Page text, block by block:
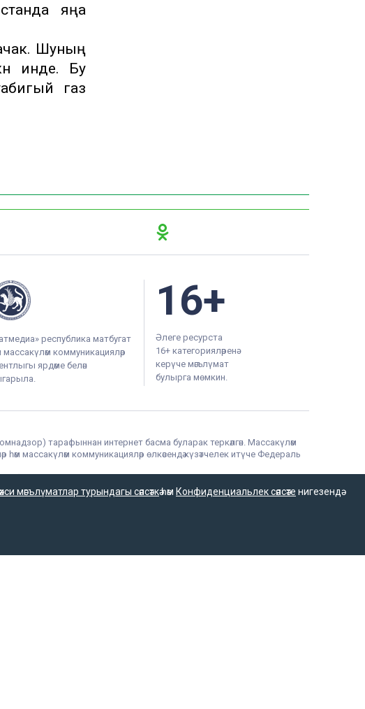
яңа
Шуның
инде. Бу
газ
республика матбугат
массакүләм коммуникацияләр
ярдәме белән
16+
Әлеге ресурста
16+ категорияләренә
керүче мәгълүмат
булырга мөмкин.
тарафыннан интернет басма буларак теркәлгән. Массакүләм
массакүләм коммуникацияләр өлкәсендә күзәтчелек итүче Федераль
тарафыннан мәгълүмат агентлыгы буларак 15.09.2016 елда
мәгълүмат агентлыгы язмаларын һәм материалларын башка
мәгълүматлар турындагы сәясәткәһәм Конфиденциальлек сәясәте нигезендә